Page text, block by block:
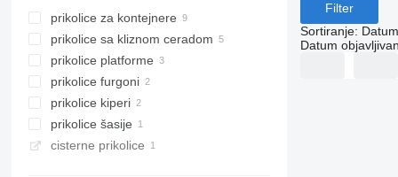
prikolice za kontejnere
prikolice sa kliznom ceradom
prikolice platforme
prikolice furgoni
prikolice kiperi
prikolice šasije
cisterne prikolice
Filter
Sortiranje:
Datum